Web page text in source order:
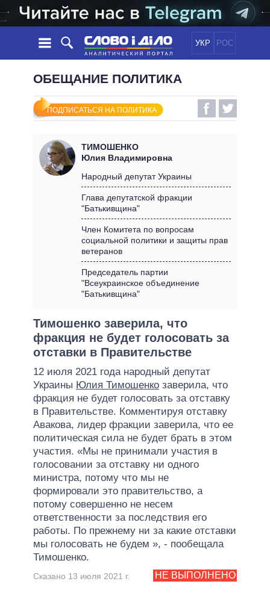
УКР РОС
НОВОСТИ
ЛЕНТА
СОБЫТИЯ
СТАТЬИ
МНЕНИЯ
ОБЗОРЫ
ДАЙДЖЕСТЫ
ПОЛИТИКА
ЭКОНОМИКА
МИР
ОБЕЩАНИЯ
ВСЕ ПОЛИТИКИ
ПРЕЗИДЕНТ И ОФИС
КАБИНЕТ МИНИСТРОВ
ГЛАВЫ ОБЛАДМИНИСТРАЦИЙ
ВСЕ ПЕРСОНЫ
ИНФОГРАФИКА
ВИДЕО
ПОДДЕРЖАТЬ
СРАВНЕНИЕ ПОЛИТИКОВ
ОБЕЩАНИЕ ПОЛИТИКА
ПОДПИСАТЬСЯ НА ПОЛИТИКА
ТИМОШЕНКО
Юлия Владимировна
Народный депутат Украины
Глава депутатской фракции
"Батькивщина"
Член Комитета по вопросам
социальной политики и защиты прав
ветеранов
Председатель партии
"Всеукраинское объединение
"Батькивщина"
Тимошенко заверила, что
фракция не будет голосовать за
отставки в Правительстве
12 июля 2021 года народный депутат
Украины Юлия Тимошенко заверила, что
фракция не будет голосовать за отставку
в Правительстве. Комментируя отставку
Авакова, лидер фракции заверила, что ее
политическая сила не будет брать в этом
участия. «Мы не принимали участия в
голосовании за отставку ни одного
министра, потому что мы не
формировали это правительство, а
потому совершенно не несем
ответственности за последствия его
работы. По прежнему ни за какие отставки
мы голосовать не будем », - пообещала
Тимошенко.
НЕ ВЫПОЛНЕНО
Сказано 13 июля 2021 г.